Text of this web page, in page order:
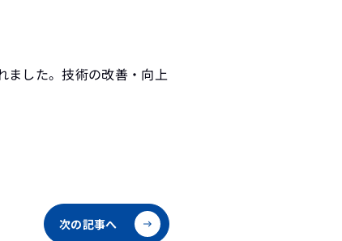
ました。技術の改善・向上
次の記事へ